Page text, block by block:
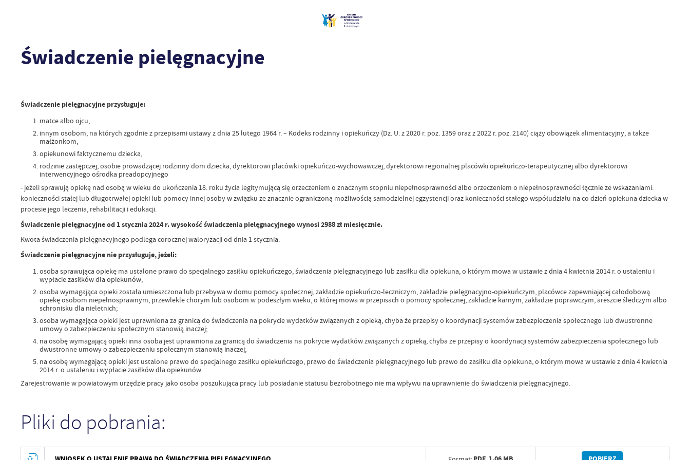
Świadczenie pielęgnacyjne
Świadczenie pielęgnacyjne przysługuje:
matce albo ojcu,
innym osobom, na których zgodnie z przepisami ustawy z dnia 25 lutego 1964 r. – Kodeks rodzinny i opiekuńczy (Dz. U. z 2020 r. poz. 1359 oraz z 2022 r. poz. 2140) ciąży obowiązek alimentacyjny, a także
małżonkom,
opiekunowi faktycznemu dziecka,
rodzinie zastępczej, osobie prowadzącej rodzinny dom dziecka, dyrektorowi placówki opiekuńczo-wychowawczej, dyrektorowi regionalnej placówki opiekuńczo-terapeutycznej albo dyrektorowi
interwencyjnego ośrodka preadopcyjnego
- jeżeli sprawują opiekę nad osobą w wieku do ukończenia 18. roku życia legitymującą się orzeczeniem o znacznym stopniu niepełnosprawności albo orzeczeniem o niepełnosprawności łącznie ze wskazaniami:
konieczności stałej lub długotrwałej opieki lub pomocy innej osoby w związku ze znacznie ograniczoną możliwością samodzielnej egzystencji oraz konieczności stałego współudziału na co dzień opiekuna dziecka w
procesie jego leczenia, rehabilitacji i edukacji.
Świadczenie pielęgnacyjne od 1 stycznia 2024 r. wysokość świadczenia pielęgnacyjnego wynosi 2988 zł miesięcznie.
Kwota świadczenia pielęgnacyjnego podlega corocznej waloryzacji od dnia 1 stycznia.
Świadczenie pielęgnacyjne nie przysługuje, jeżeli:
osoba sprawująca opiekę ma ustalone prawo do specjalnego zasiłku opiekuńczego, świadczenia pielęgnacyjnego lub zasiłku dla opiekuna, o którym mowa w ustawie z dnia 4 kwietnia 2014 r. o ustaleniu i
wypłacie zasiłków dla opiekunów;
osoba wymagająca opieki została umieszczona lub przebywa w domu pomocy społecznej, zakładzie opiekuńczo-leczniczym, zakładzie pielęgnacyjno-opiekuńczym, placówce zapewniającej całodobową
opiekę osobom niepełnosprawnym, przewlekle chorym lub osobom w podeszłym wieku, o której mowa w przepisach o pomocy społecznej, zakładzie karnym, zakładzie poprawczym, areszcie śledczym albo
schronisku dla nieletnich;
osoba wymagająca opieki jest uprawniona za granicą do świadczenia na pokrycie wydatków związanych z opieką, chyba że przepisy o koordynacji systemów zabezpieczenia społecznego lub dwustronne
umowy o zabezpieczeniu społecznym stanowią inaczej;
na osobę wymagającą opieki inna osoba jest uprawniona za granicą do świadczenia na pokrycie wydatków związanych z opieką, chyba że przepisy o koordynacji systemów zabezpieczenia społecznego lub
dwustronne umowy o zabezpieczeniu społecznym stanowią inaczej;
na osobę wymagającą opieki jest ustalone prawo do specjalnego zasiłku opiekuńczego, prawo do świadczenia pielęgnacyjnego lub prawo do zasiłku dla opiekuna, o którym mowa w ustawie z dnia 4 kwietnia
2014 r. o ustaleniu i wypłacie zasiłków dla opiekunów.
Zarejestrowanie w powiatowym urzędzie pracy jako osoba poszukująca pracy lub posiadanie statusu bezrobotnego nie ma wpływu na uprawnienie do świadczenia pielęgnacyjnego.
Pliki do pobrania: